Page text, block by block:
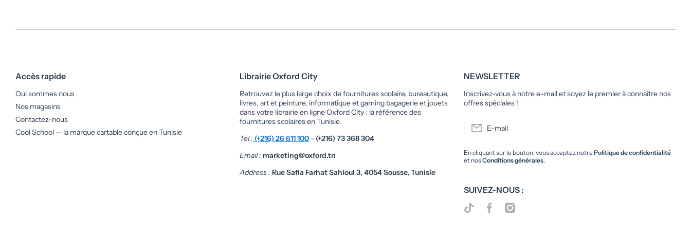
Accès rapide
Qui sommes nous
Nos magasins
Contactez-nous
Cool School — la marque cartable conçue en Tunisie
Librairie Oxford City
Retrouvez le plus large choix de fournitures scolaire, bureautique,
livres, art et peinture, informatique et gaming bagagerie et jouets
dans votre librairie en ligne Oxford City : la référence des
fournitures scolaires en Tunisie.
Tel : (+216) 26 611 100 - (+216) 73 368 304
Email : marketing@oxford.tn
Address : Rue Safia Farhat Sahloul 3, 4054 Sousse, Tunisie
NEWSLETTER
Inscrivez-vous à notre e-mail et soyez le premier à connaître nos
offres spéciales !
E-mail
En cliquant sur le bouton, vous acceptez notrePolitique de confidentialité
et nosConditions générales.
SUIVEZ-NOUS :
tiktokcom/@librairieoxfordcity
facebookcom/LibrairieOxfordCity
instagramcom/librairieoxfordcity/